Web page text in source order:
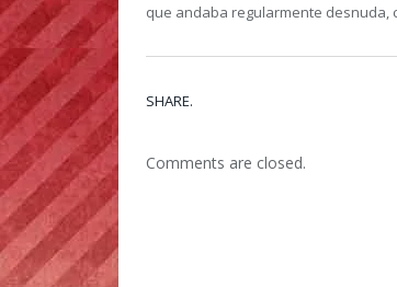
que andaba regularmente desnuda,
SHARE.
Comments are closed.